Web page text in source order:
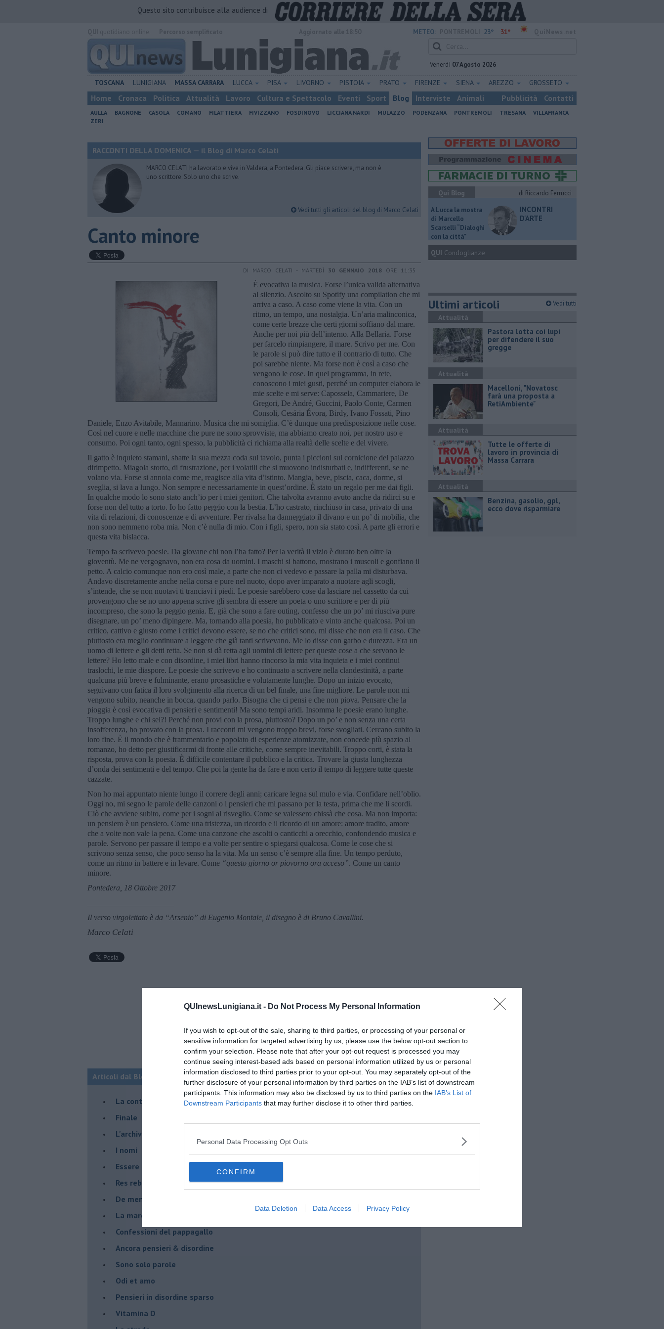
QUInewsLunigiana.it - Do Not Process My Personal Information
If you wish to opt-out of the sale, sharing to third parties, or processing of your personal or
sensitive information for targeted advertising by us, please use the below opt-out section to
confirm your selection. Please note that after your opt-out request is processed you may
continue seeing interest-based ads based on personal information utilized by us or personal
information disclosed to third parties prior to your opt-out. You may separately opt-out of the
further disclosure of your personal information by third parties on the IAB’s list of downstream
participants. This information may also be disclosed by us to third parties on the IAB’s List of
Downstream Participants that may further disclose it to other third parties.
Personal Data Processing Opt Outs
CONFIRM
Data Deletion Data Access Privacy Policy
Questo sito contribuisce alla audience di
METEO: 23° 31°
Venerdì 07 Agosto 2026
TOSCANA LUNIGIANA MASSA CARRARA LUCCA PISA LIVORNO PISTOIA PRATO FIRENZE SIENA AREZZO GROSSETO
Home Cronaca Politica Attualità Lavoro Cultura e Spettacolo Eventi Sport Blog Interviste Animali Pubblicità Contatti
AULLA BAGNONE CASOLA COMANO FILATTIERA FIVIZZANO FOSDINOVO LICCIANA NARDI MULAZZO PODENZANA PONTREMOLI TRESANA
VILLAFRANCA
ZERI
RACCONTI DELLA DOMENICA — il Blog di Marco Celati
MARCO CELATI ha lavorato e vive in Valdera, a Pontedera. Gli piace scrivere, ma non è
uno scrittore. Solo uno che scrive.
Vedi tutti gli articoli del blog di Marco Celati
Canto minore
DI MARCO CELATI - MARTEDÌ 30 GENNAIO 2018 ORE 11:35
È evocativa la musica. Forse l’unica valida alternativa
al silenzio. Ascolto su Spotify una compilation che mi
arriva a caso. A caso come viene la vita. Con un
ritmo, un tempo, una nostalgia. Un’aria malinconica,
come certe brezze che certi giorni soffiano dal mare.
Anche per noi più dell’interno. Alla Bellaria. Forse
per farcelo rimpiangere, il mare. Scrivo per me. Con
le parole si può dire tutto e il contrario di tutto. Che
poi sarebbe niente. Ma forse non è così a caso che
vengono le cose. In quel programma, in rete,
conoscono i miei gusti, perché un computer elabora le
mie scelte e mi serve: Capossela, Cammariere, De
Gregori, De André, Guccini, Paolo Conte, Carmen
Consoli, Cesária Évora, Birdy, Ivano Fossati, Pino
Daniele, Enzo Avitabile, Mannarino. Musica che mi somiglia. C’è dunque una predisposizione nelle cose.
Così nel cuore e nelle macchine che pure ne sono sprovviste, ma abbiamo creato noi, per nostro uso e
consumo. Poi ogni tanto, ogni spesso, la pubblicità ci richiama alla realtà delle scelte e del vivere.
Il gatto è inquieto stamani, sbatte la sua mezza coda sul tavolo, punta i piccioni sul cornicione del palazzo
dirimpetto. Miagola storto, di frustrazione, per i volatili che si muovono indisturbati e, indifferenti, se ne
volano via. Forse si annoia come me, reagisce alla vita d’istinto. Mangia, beve, piscia, caca, dorme, si
sveglia, si lava a lungo. Non sempre e necessariamente in quest’ordine. È stato un regalo per me dai figli.
In qualche modo lo sono stato anch’io per i miei genitori. Che talvolta avranno avuto anche da ridirci su e
forse non del tutto a torto. Io ho fatto peggio con la bestia. L’ho castrato, rinchiuso in casa, privato di una
vita di relazioni, di conoscenze e di avventure. Per rivalsa ha danneggiato il divano e un po’ di mobilia, che
non sono nemmeno roba mia. Non c’è nulla di mio. Con i figli, spero, non sia stato così. A parte gli errori e
questa vita bislacca.
Tempo fa scrivevo poesie. Da giovane chi non l’ha fatto? Per la verità il vizio è durato ben oltre la
gioventù. Me ne vergognavo, non era cosa da uomini. I maschi si battono, mostrano i muscoli e gonfiano il
petto. A calcio comunque non ero così male, a parte che non ci vedevo e passare la palla mi disturbava.
Andavo discretamente anche nella corsa e pure nel nuoto, dopo aver imparato a nuotare agli scogli,
s’intende, che se non nuotavi ti tranciavi i piedi. Le poesie sarebbero cose da lasciare nel cassetto da cui
provengono che se no uno appena scrive gli sembra di essere un poeta o uno scrittore e per di più
incompreso, che sono la peggio genia. E, già che sono a fare outing, confesso che un po’ mi riusciva pure
disegnare, un po’ meno dipingere. Ma, tornando alla poesia, ho pubblicato e vinto anche qualcosa. Poi un
critico, cattivo e giusto come i critici devono essere, se no che critici sono, mi disse che non era il caso. Che
piuttosto era meglio continuare a leggere che già tanti scrivevano. Me lo disse con garbo e durezza. Era un
uomo di lettere e gli detti retta. Se non si dà retta agli uomini di lettere per queste cose a che servono le
lettere? Ho letto male e con disordine, i miei libri hanno rincorso la mia vita inquieta e i miei continui
traslochi, le mie diaspore. Le poesie che scrivevo e ho continuato a scrivere nella clandestinità, a parte
qualcuna più breve e fulminante, erano prosastiche e volutamente lunghe. Dopo un inizio evocato,
seguivano con fatica il loro svolgimento alla ricerca di un bel finale, una fine migliore. Le parole non mi
vengono subito, neanche in bocca, quando parlo. Bisogna che ci pensi e che non piova. Pensare che la
pioggia è così evocativa di pensieri e sentimenti! Ma sono tempi aridi. Insomma le poesie erano lunghe.
Troppo lunghe e chi sei?! Perché non provi con la prosa, piuttosto? Dopo un po’ e non senza una certa
insofferenza, ho provato con la prosa. I racconti mi vengono troppo brevi, forse svogliati. Cercano subito la
loro fine. È il mondo che è frammentario e popolato di esperienze atomizzate, non concede più spazio al
romanzo, ho detto per giustificarmi di fronte alle critiche, come sempre inevitabili. Troppo corti, è stata la
risposta, prova con la poesia. È difficile contentare il pubblico e la critica. Trovare la giusta lunghezza
d’onda dei sentimenti e del tempo. Che poi la gente ha da fare e non certo il tempo di leggere tutte queste
cazzate.
Non ho mai appuntato niente lungo il correre degli anni; caricare legna sul mulo e via. Confidare nell’oblio.
Oggi no, mi segno le parole delle canzoni o i pensieri che mi passano per la testa, prima che me li scordi.
Ciò che avviene subito, come per i sogni al risveglio. Come se valessero chissà che cosa. Ma non importa:
un pensiero è un pensiero. Come una tristezza, un ricordo e il ricordo di un amore: amore tradito, amore
che a volte non vale la pena. Come una canzone che ascolti o canticchi a orecchio, confondendo musica e
parole. Servono per passare il tempo e a volte per sentire o spiegarsi qualcosa. Come le cose che si
scrivono senza senso, che poco senso ha la vita. Ma un senso c’è sempre alla fine. Un tempo perduto,
come un ritmo in battere e in levare. Come “questo giorno or piovorno ora acceso”. Come un canto
minore.
Pontedera, 18 Ottobre 2017
Il verso virgolettato è da “Arsenio” di Eugenio Montale, il disegno è di Bruno Cavallini.
Marco Celati
Articoli dal Blog “Racconti della domenica” di Marco Celati
La controversia degli azzimi
Finale
L'archivio
I nomi
Essere
Res rebus
De mente
La marcia
Confessioni del pappagallo
Ancora pensieri & disordine
Sono solo parole
Odi et amo
Pensieri in disordine sparso
Vitamina D
Qui Blog
di Riccardo Ferrucci
A Lucca la mostra
di Marcello
Scarselli “Dialoghi
con la città"
INCONTRI
D'ARTE
QUI Condoglianze
Ultimi articoli Vedi tutti
Attualità
Pastora lotta coi lupi
per difendere il suo
gregge
Attualità
Macelloni, "Novatosc
farà una proposta a
RetiAmbiente"
Attualità
​Tutte le offerte di
lavoro in provincia di
Massa Carrara
Attualità
​Benzina, gasolio, gpl,
ecco dove risparmiare